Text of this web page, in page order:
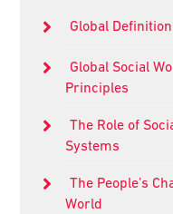
Global
Global Social
Principles
The Role of
Systems
The People’s
World